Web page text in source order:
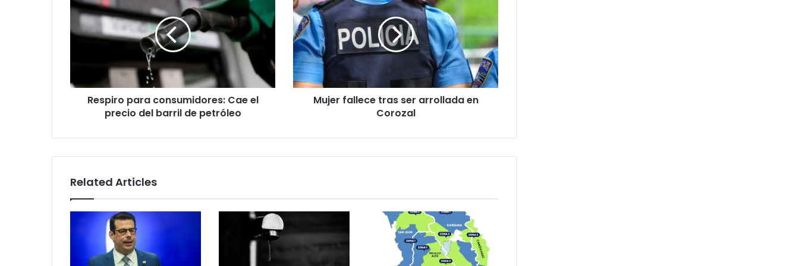
consumidores:
Cae
el
de
petróleoRespiro para consumidores: Cae el
precio del barril de petróleo
tras
ser
arrollada
en
Corozal
Mujer fallece tras ser arrollada en
Corozal
Related Articles